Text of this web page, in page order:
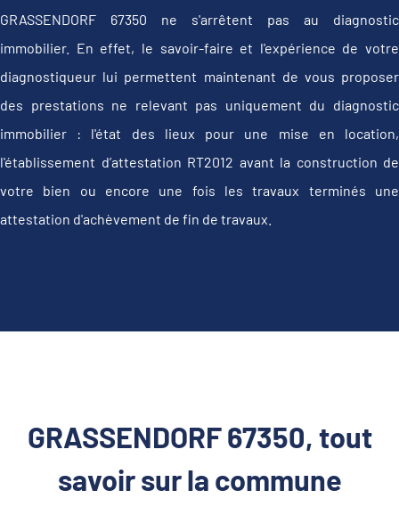
GRASSENDORF 67350 ne s'arrêtent pas au diagnostic
immobilier. En effet, le savoir-faire et l'expérience de votre
diagnostiqueur lui permettent maintenant de vous proposer
des prestations ne relevant pas uniquement du diagnostic
immobilier : l'état des lieux pour une mise en location,
l'établissement d’attestation RT2012 avant la construction de
votre bien ou encore une fois les travaux terminés une
attestation d'achèvement de fin de travaux.
GRASSENDORF 67350, tout
savoir sur la commune